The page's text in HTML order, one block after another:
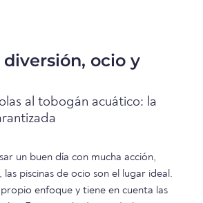
diversión, ocio y
al tobogán acuático: la
un buen día con mucha acción,
piscinas de ocio son el lugar ideal.
enfoque y tiene en cuenta las